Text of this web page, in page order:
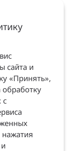
сайта и
«Принять»,
с